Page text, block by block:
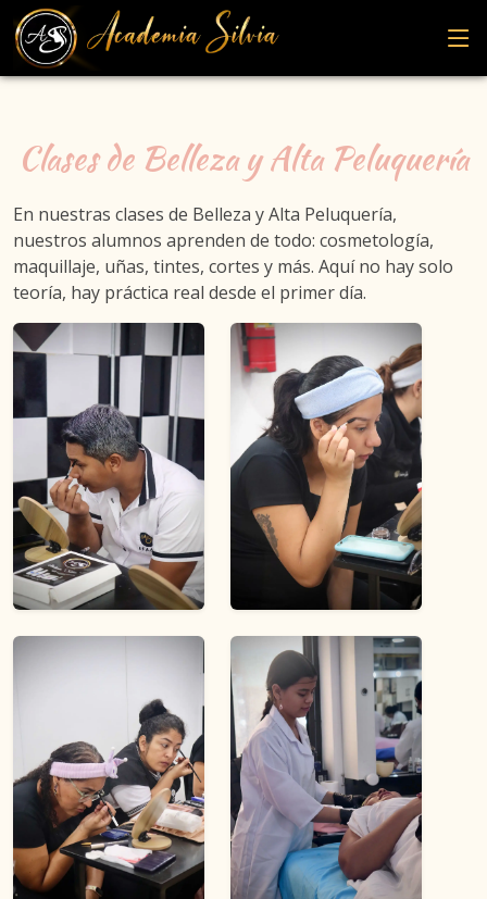
Clases de Belleza y Alta Peluquería
En nuestras clases de Belleza y Alta Peluquería,
nuestros alumnos aprenden de todo: cosmetología,
maquillaje, uñas, tintes, cortes y más. Aquí no hay solo
teoría, hay práctica real desde el primer día.